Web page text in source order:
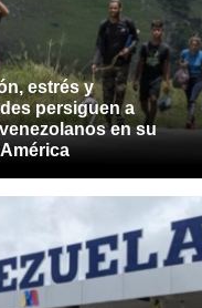
estrés y
persiguen a
en su